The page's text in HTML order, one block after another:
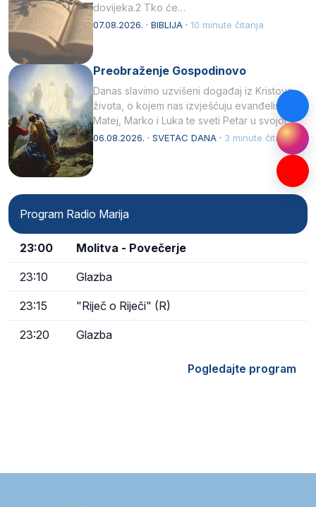
dovijeka.2 Tko će…
07.08.2026. · BIBLIJA · 10 minute čitanja
Preobraženje Gospodinovo
Danas slavimo uzvišeni događaj iz Kristova
života, o kojem nas izvješćuju evanđelisti
Matej, Marko i Luka te sveti Petar u svojoj
drugoj…
06.08.2026. · SVETAC DANA · 3 minute čitanja
Program Radio Marija
23:00 Molitva - Povečerje
23:10 Glazba
23:15 "Riječ o Riječi" (R)
23:20 Glazba
Pogledajte program